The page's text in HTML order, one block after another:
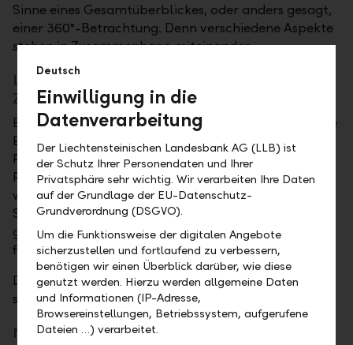
Sinne eines Gesamtüberblickes, oder anders gesagt,
einer 360°-Betrachtung. Denn verschiedene Aspekte
stehen in Zusammenhang miteinander.
LLB Kompass – Die 360°-Beratung für Ihre
Zukunft
Eine umfassende Planung, in der die Themenbereiche
Einnahmen, Ausgaben, Vermögen, Eigenheim,
Finanzierung, Steuern, Altersvorsorge, Nachlass und
Risikovorsorge zusammenhängend betrachtet
werden, beginnt mit einer detaillierten
Standortbestimmung. Darauf basierend werden
gemeinsam mit Ihnen individuelle Handlungsfelder
festgelegt.
Damit Sie lange Freude an Ihrem Wohnglück haben,
sollten Sie sich folgende Fragen stellen:
Nachlass / Erbrecht
Deutsch
Einwilligung in die
Datenverarbeitung
Der Liechtensteinischen Landesbank AG (LLB) ist
der Schutz Ihrer Personendaten und Ihrer
Privatsphäre sehr wichtig. Wir verarbeiten Ihre Daten
auf der Grundlage der EU-Datenschutz-
Grundverordnung (DSGVO).
Um die Funktionsweise der digitalen Angebote
sicherzustellen und fortlaufend zu verbessern,
benötigen wir einen Überblick darüber, wie diese
genutzt werden. Hierzu werden allgemeine Daten
und Informationen (IP-Adresse,
Browsereinstellungen, Betriebssystem, aufgerufene
Dateien …) verarbeitet.